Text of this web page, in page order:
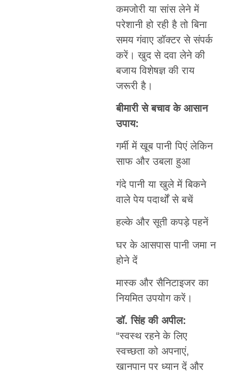
कमजोरी या सांस लेने में
परेशानी हो रही है तो बिना
समय गंवाए डॉक्टर से संपर्क
करें। खुद से दवा लेने की
बजाय विशेषज्ञ की राय
जरूरी है।
बीमारी से बचाव के आसान
उपाय:
गर्मी में खूब पानी पिएं लेकिन
साफ और उबला हुआ
गंदे पानी या खुले में बिकने
वाले पेय पदार्थों से बचें
हल्के और सूती कपड़े पहनें
घर के आसपास पानी जमा न
होने दें
मास्क और सैनिटाइजर का
नियमित उपयोग करें।
डॉ. सिंह की अपील:
“स्वस्थ रहने के लिए
स्वच्छता को अपनाएं,
खानपान पर ध्यान दें और